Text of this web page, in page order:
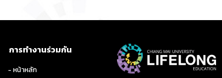
การทำงานร่วมกัน
- หน้าหลัก